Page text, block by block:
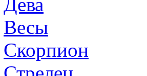
Дева
Весы
Скорпион